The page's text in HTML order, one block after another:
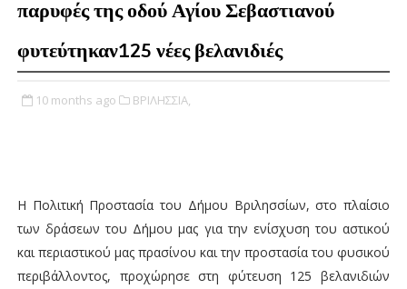
παρυφές της οδού Αγίου Σεβαστιανού
φυτεύτηκαν125 νέες βελανιδιές
10 months ago ΒΡΙΛΗΣΣΙΑ,
Η Πολιτική Προστασία του Δήμου Βριλησσίων, στο πλαίσιο
των δράσεων του Δήμου μας για την ενίσχυση του αστικού
και περιαστικού μας πρασίνου και την προστασία του φυσικού
περιβάλλοντος, προχώρησε στη φύτευση 125 βελανιδιών